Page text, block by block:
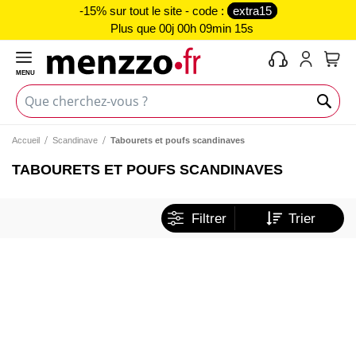
-15% sur tout le site - code :
extra15
Plus que 00j 00h 09min 14s
MENU
Accueil Scandinave Tabourets et poufs scandinaves
TABOURETS ET POUFS SCANDINAVES
Filtrer Trier